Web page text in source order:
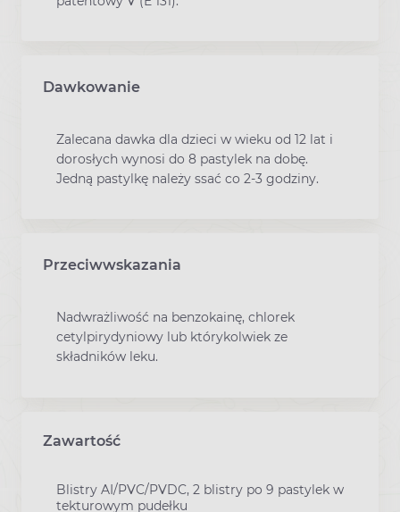
Dawkowanie
Zalecana dawka dla dzieci w wieku od 12 lat i
dorosłych wynosi do 8 pastylek na dobę.
Jedną pastylkę należy ssać co 2-3 godziny.
Przeciwwskazania
Nadwrażliwość na benzokainę, chlorek
cetylpirydyniowy lub którykolwiek ze
składników leku.
Zawartość
Blistry AI/PVC/PVDC, 2 blistry po 9 pastylek w
tekturowym pudełku